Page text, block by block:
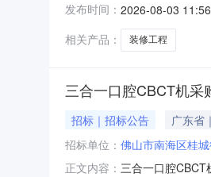
人：佛山市南海
发布时间： 2026-08-03 11:56
相关产品：
装修工程
三合一口腔CBCT机
招标｜招标公告 广东省
招标单位： 佛山市南海区桂
正文内容： 三合一口腔